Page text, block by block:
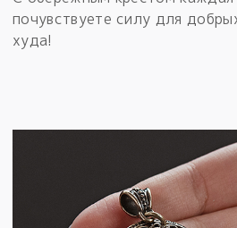
почувствуете силу для
худа!